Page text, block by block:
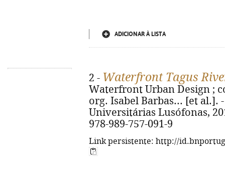
ADICIONAR À LISTA
2 - Waterfront Tagus
Waterfront Urban Design ;
org. Isabel Barbas... [et al.].
Universitárias Lusófonas,
978-989-757-091-9
Link persistente: http://